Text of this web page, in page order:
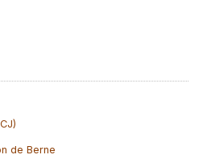
de Berne